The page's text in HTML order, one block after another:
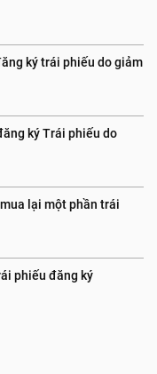
ký trái phiếu do giảm
ký Trái phiếu do
lại một phần trái
phiếu đăng ký